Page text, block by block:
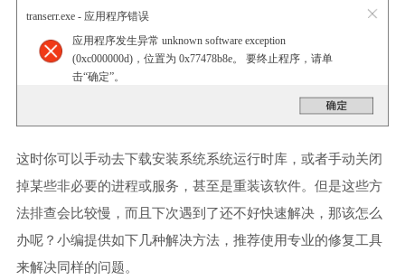
transerr.exe - 应用程序错误
应用程序发生异常 unknown software exception
(0xc000000d)，位置为 0x77478b8e。 要终止程序，请单
击“确定”。
这时你可以手动去下载安装系统系统运行时库，或者手动关闭
掉某些非必要的进程或服务，甚至是重装该软件。但是这些方
法排查会比较慢，而且下次遇到了还不好快速解决，那该怎么
办呢？小编提供如下几种解决方法，推荐使用专业的修复工具
来解决同样的问题。